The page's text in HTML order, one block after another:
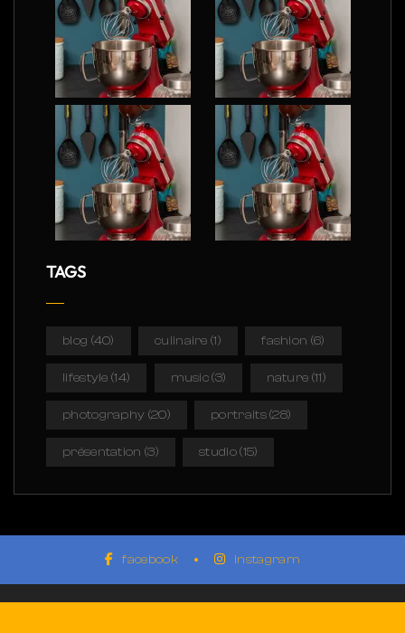
TAGS
blog (40) culinaire (1) fashion (6)
lifestyle (14) music(3) nature (11)
photography (20) portraits(28)
présentation (3) studio(15)
facebook instagram